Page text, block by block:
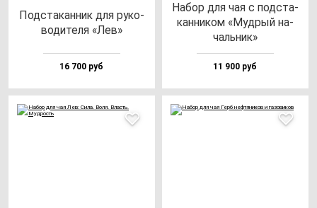
Под­ста­кан­ник для ру­ко­
во­ди­те­ля «Лев»
16 700 руб
Набор для чая с под­ста­
кан­ни­ком «Муд­рый на­
чаль­ник»
11 900 руб